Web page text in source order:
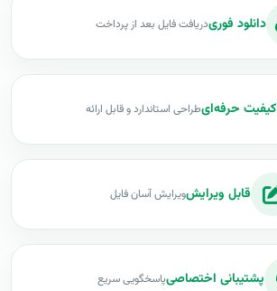
دانلود فوریدریافت فایل بعد از پرداخت
کیفیت حرفه‌ایطراحی استاندارد و قابل ارائه
قابل ویرایشویرایش آسان فایل
پشتیبانی اختصاصیپاسخگویی سریع